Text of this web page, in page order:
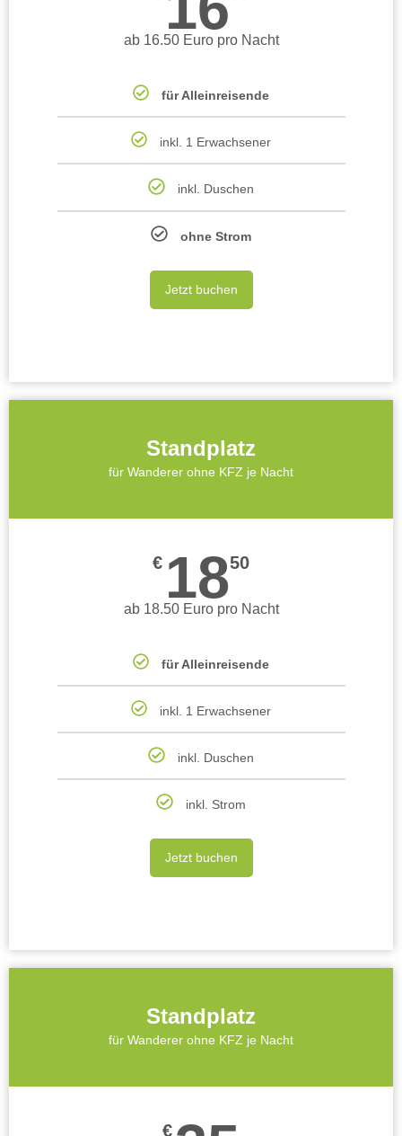
ab 16.50 Euro pro Nacht
für Alleinreisende
inkl. 1 Erwachsener
inkl. Duschen
ohne Strom
Jetzt buchen
Standplatz
für Wanderer ohne KFZ je Nacht
€ 1850
ab 18.50 Euro pro Nacht
für Alleinreisende
inkl. 1 Erwachsener
inkl. Duschen
inkl. Strom
Jetzt buchen
Standplatz
für Wanderer ohne KFZ je Nacht
€